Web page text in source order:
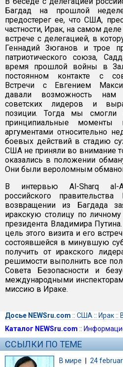
Багдад на прошлой
предостерег ее, что США,
частности, Ирак, на самом
встрече с делегацией, в
Геннадий Зюганов и трое
патриотического союза,
время прошлой войны в
постоянном контакте с
Встречи с Евгением
давали возможность нам
советских лидеров и
позиции. Тогда мы смогли
принципиальные
аргументами относительно
боевых действий в стадию
США не приняли во внимание
оказались в положении
Они были вероломным
В интервью Al-Sharq al-
российского
возвращении из Багдада
иракскую столицу по
президента Владимира
цель этого визита и его
состоявшейся в минувшую
получить от иракского
решимости выполнить все
Совета Безопасности и
международными
миссию в Ираке.
Досье NEWSru.com :: США :: Ирак::
Каталог NEWSru.com ::
ССЫЛКИ ПО ТЕМЕ
В мире | 24